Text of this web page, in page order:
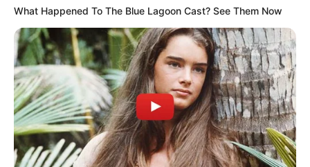
Por:Diana María Ballestas Ortega
Julio 4, 2026
COMPARTIR
UNIRSE AL CANAL DE WHATSAPP
What Happened To The Blue Lagoon Cast? See Them Now